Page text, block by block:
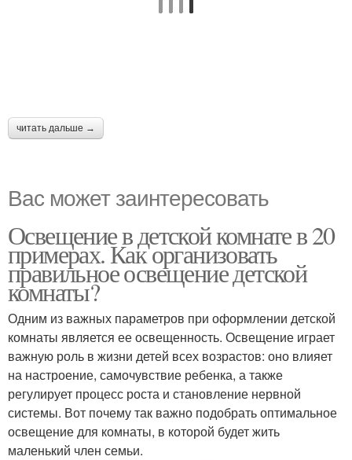
читать дальше →
Вас может заинтересовать
Освещение в детской комнате в 20
примерах. Как организовать
правильное освещение детской
комнаты?
Одним из важных параметров при оформлении детской
комнаты является ее освещенность. Освещение играет
важную роль в жизни детей всех возрастов: оно влияет
на настроение, самочувствие ребенка, а также
регулирует процесс роста и становление нервной
системы. Вот почему так важно подобрать оптимальное
освещение для комнаты, в которой будет жить
маленький член семьи.